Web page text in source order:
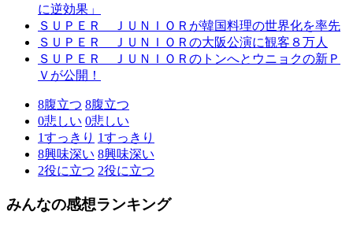
に逆効果」
ＳＵＰＥＲ ＪＵＮＩＯＲが韓国料理の世界化を率先
ＳＵＰＥＲ ＪＵＮＩＯＲの大阪公演に観客８万人
ＳＵＰＥＲ ＪＵＮＩＯＲのトンへとウニョクの新Ｐ
Ｖが公開！
8腹立つ 8腹立つ
0悲しい 0悲しい
1すっきり 1すっきり
8興味深い 8興味深い
2役に立つ 2役に立つ
みんなの感想ランキング